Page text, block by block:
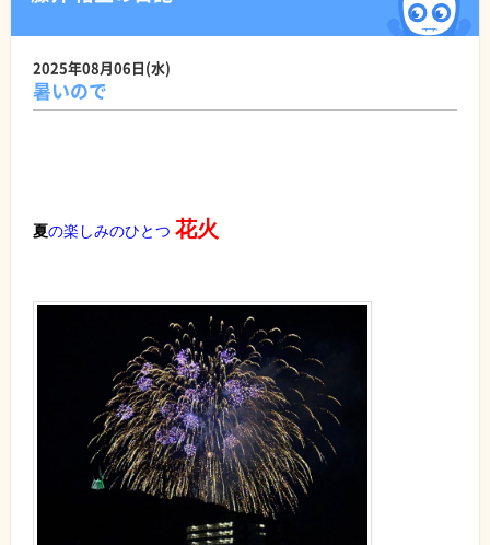
2025年08月06日(水)
暑いので
夏の楽しみのひとつ 花火